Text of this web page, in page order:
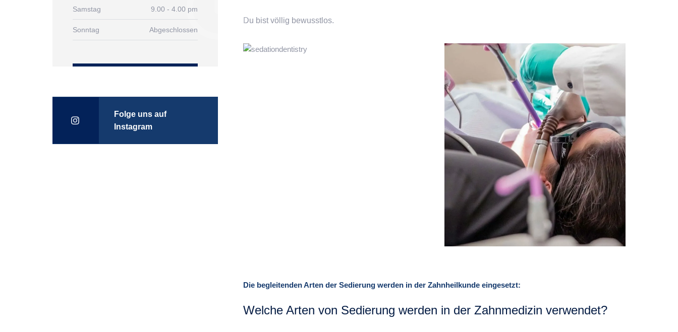
Du bist völlig bewusstlos.
Die begleitenden Arten der Sedierung werden in der Zahnheilkunde eingesetzt:
Welche Arten von Sedierung werden in der Zahnmedizin verwendet?
Samstag 9.00 - 4.00 pm
Sonntag Abgeschlossen
Folge uns auf
Instagram